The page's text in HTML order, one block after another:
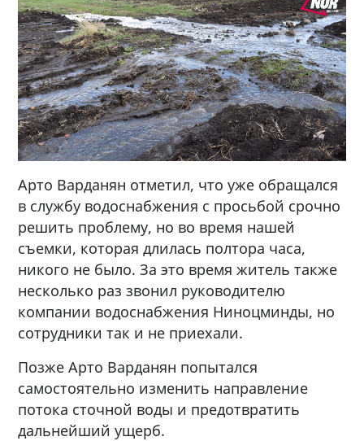
Арто Варданян отметил, что уже обращался
в службу водоснабжения с просьбой срочно
решить проблему, но во время нашей
съемки, которая длилась полтора часа,
никого не было. За это время житель также
несколько раз звонил руководителю
компании водоснабжения Ниноцминды, но
сотрудники так и не приехали.
Позже Арто Варданян попытался
самостоятельно изменить направление
потока сточной воды и предотвратить
дальнейший ущерб.